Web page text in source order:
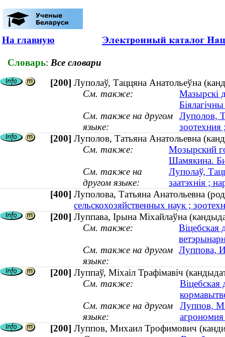
На главную
Словарь: Все словари
[200] Луполаў, Таццяна Анатольеўна
См. также:
Мазырскі
См. также на другом
языке:
Луполов,
[200] Луполов, Татьяна Анатольевна
См. также:
Мозырский
Шамякина.
См. также на
другом языке:
Луполаў,
заатэхнія ;
[400] Луполова, Татьяна Анатольевна
сельскохозяйственных наук ;
[200] Луппава, Ірына Міхайлаўна
См. также:
Віцебская
См. также на другом
языке:
Луппова,
[200] Луппаў, Міхаіл Трафімавіч
См. также:
См. также на другом
языке:
Луппов,
[200] Луппов, Михаил Трофимович